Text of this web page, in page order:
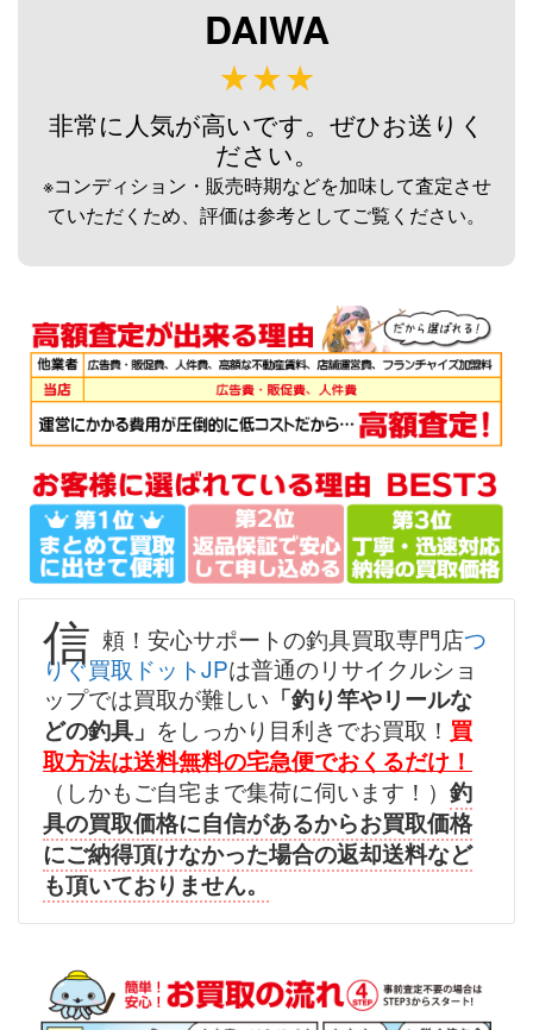
（2026/08/31迄）
ダイワ 荒法師 武天J 13尺 へら竿
釣具買取クーポンg-
（2026/08/31迄）
ダイワ 荒法師 武天J 11尺 へら竿
未使用
33,000円
2026/08/02
ダイワ 荒法師 武天Ｋ16尺 へら竿
未使用
釣具買取クーポンg-
turi20260810（2026/08/31迄）
28,500円
2026/08/02
シマノ へら竿 飛天弓 閃光レイン
釣具買取クーポンg-
turi20260701
（2026/07/31迄）
62,000円
シマノ へら竿 飛天弓 閃光レイン
ボー 24尺 未使用
釣具買取クーポン
turi20260702（2026/07/31迄）
57,000円
2026/07/05
シマノ へら竿 飛天弓 柳 18尺 未
使用
釣具買取クーポン g-
turi20260703（2026/07/31迄）
45,000円
2026/07/05
シマノ へら竿 飛天弓 閃光L 24尺
未使用
釣具買取クーポンg-
turi20260704 （2026/07/31迄）
39,000円
2026/07/05
シマノ へら竿 飛天弓 皆空 15尺
釣具買取クーポンg-
turi20260705 （2026/07/31迄）
34,000円
DAIWA
非常に人気が高いです。ぜひお送りく
ださい。
※コンディション・販売時期などを加味して査定させ
ていただくため、評価は参考としてご覧ください。
信 頼！安心サポートの釣具買取専門店つ
りぐ買取ドットJPは普通のリサイクルショ
ップでは買取が難しい 「釣り竿やリールな
どの釣具」 をしっかり目利きでお買取！ 買
取方法は送料無料の宅急便でおくるだけ！
（しかもご自宅まで集荷に伺います！） 釣
具の買取価格に自信があるからお買取価格
にご納得頂けなかった場合の返却送料など
も頂いておりません。